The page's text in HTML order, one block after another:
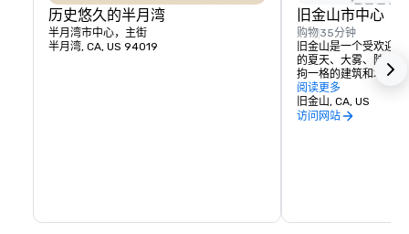
历史悠久的半月湾
半月湾市中心，主街
半月湾, CA, US 94019
旧金山市中心
购物35分钟
旧金山是一个受欢迎
的夏天、大雾、陡峭
拘一格的建筑和地标
桥、缆车、恶魔岛上
其唐人街区的购物。
阅读更多
旧金山, CA, US
访问网站